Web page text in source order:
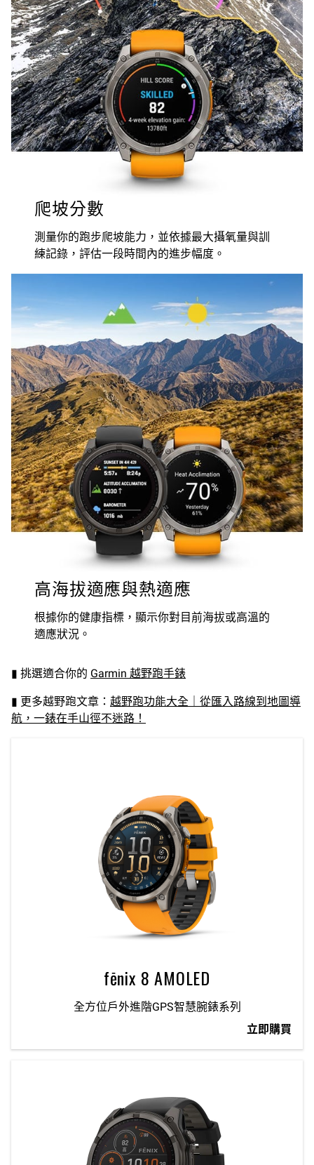
爬坡分數
測量你的跑步爬坡能力，並依據最大攝氧量與訓
練記錄，評估一段時間內的進步幅度。
高海拔適應與熱適應
根據你的健康指標，顯示你對目前海拔或高溫的
適應狀況。
▮ 挑選適合你的 Garmin 越野跑手錶
▮ 更多越野跑文章： 越野跑功能大全｜從匯入路線到地圖導
航，一錶在手山徑不迷路！
fēnix 8 AMOLED
全方位戶外進階GPS智慧腕錶系列
立即購買